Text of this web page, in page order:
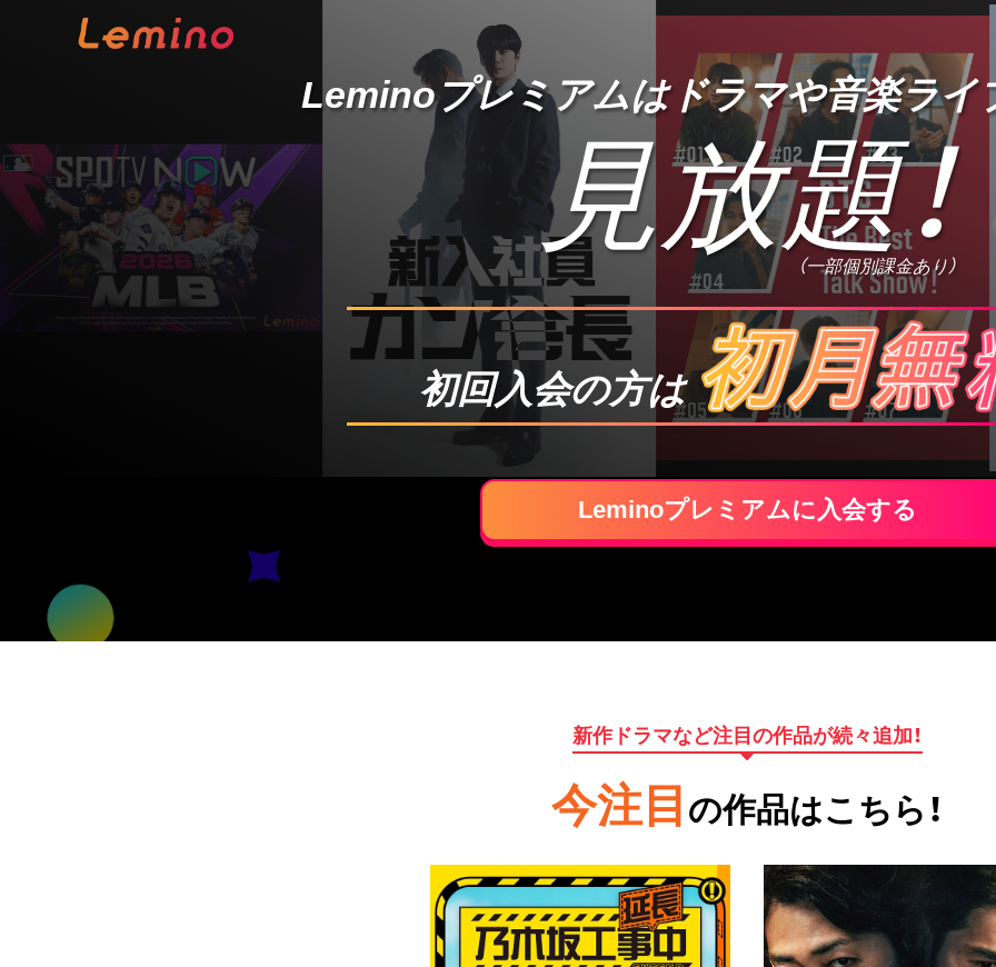
Leminoプレミアムはドラマや音楽ライ
見放題！
（一部個別課金あり）
初回入会の方は
Leminoプレミアムに入会する
新作ドラマなど注目の作品が続々追加！
今注目 の作品はこちら！